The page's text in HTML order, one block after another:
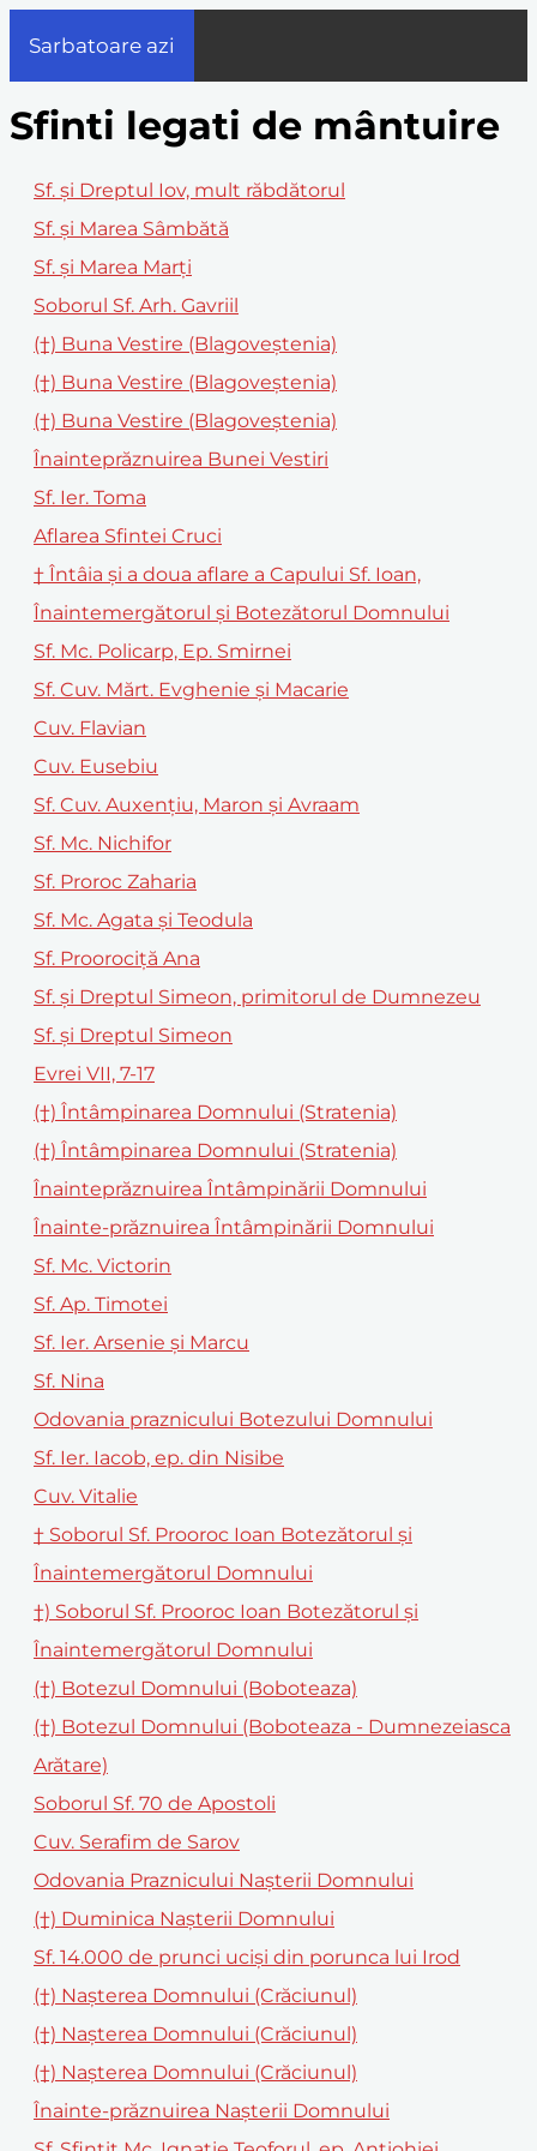
Sarbatoare azi
Sfinti legati de mântuire
Sf. și Dreptul Iov, mult răbdătorul
Sf. și Marea Sâmbătă
Sf. și Marea Marți
Soborul Sf. Arh. Gavriil
(†) Buna Vestire (Blagoveștenia)
(†) Buna Vestire (Blagoveştenia)
(†) Buna Vestire (Blagoveștenia)
Înainteprăznuirea Bunei Vestiri
Sf. Ier. Toma
Aflarea Sfintei Cruci
† Întâia și a doua aflare a Capului Sf. Ioan,
Înaintemergătorul și Botezătorul Domnului
Sf. Mc. Policarp, Ep. Smirnei
Sf. Cuv. Mărt. Evghenie şi Macarie
Cuv. Flavian
Cuv. Eusebiu
Sf. Cuv. Auxenţiu, Maron şi Avraam
Sf. Mc. Nichifor
Sf. Proroc Zaharia
Sf. Mc. Agata și Teodula
Sf. Proorociță Ana
Sf. și Dreptul Simeon, primitorul de Dumnezeu
Sf. şi Dreptul Simeon
Evrei VII, 7-17
(†) Întâmpinarea Domnului (Stratenia)
(†) Întâmpinarea Domnului (Stratenia)
Înainteprăznuirea Întâmpinării Domnului
Înainte-prăznuirea Întâmpinării Domnului
Sf. Mc. Victorin
Sf. Ap. Timotei
Sf. Ier. Arsenie şi Marcu
Sf. Nina
Odovania praznicului Botezului Domnului
Sf. Ier. Iacob, ep. din Nisibe
Cuv. Vitalie
† Soborul Sf. Prooroc Ioan Botezătorul și
Înaintemergătorul Domnului
†) Soborul Sf. Prooroc Ioan Botezătorul şi
Înaintemergătorul Domnului
(†) Botezul Domnului (Boboteaza)
(†) Botezul Domnului (Boboteaza - Dumnezeiasca
Arătare)
Soborul Sf. 70 de Apostoli
Cuv. Serafim de Sarov
Odovania Praznicului Nașterii Domnului
(†) Duminica Naşterii Domnului
Sf. 14.000 de prunci uciși din porunca lui Irod
(†) Nașterea Domnului (Crăciunul)
(†) Nașterea Domnului (Crăciunul)
(†) Naşterea Domnului (Crăciunul)
Înainte-prăznuirea Nașterii Domnului